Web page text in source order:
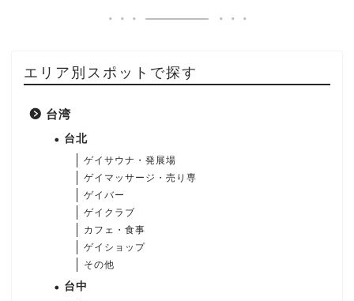
エリア別スポットで探す
台湾
台北
ゲイサウナ・発展場
ゲイマッサージ・売り専
ゲイバー
ゲイクラブ
カフェ・食事
ゲイショップ
その他
台中